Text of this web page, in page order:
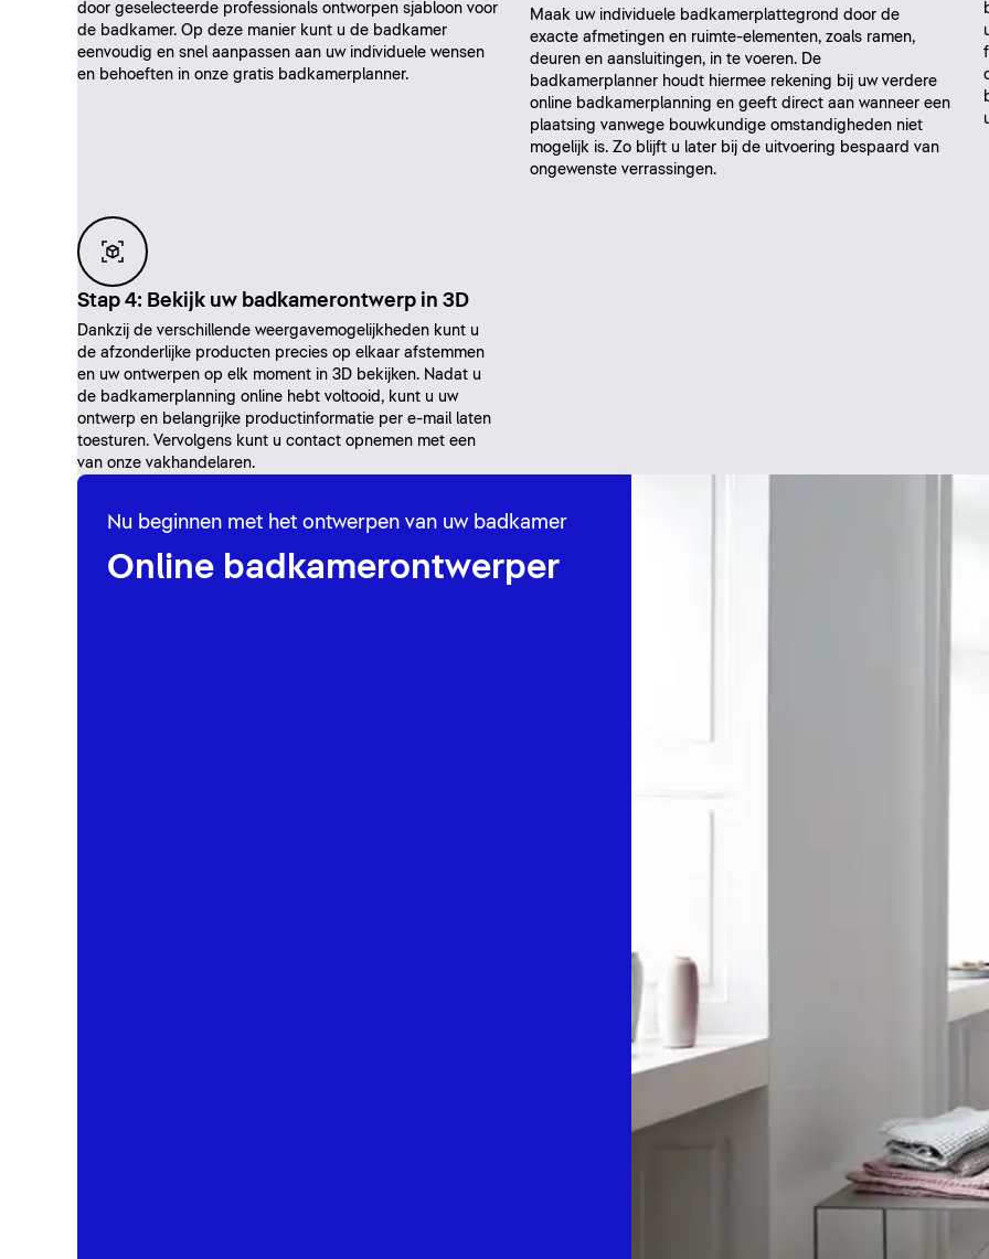
door geselecteerde professionals ontworpen sjabloon voor
de badkamer. Op deze manier kunt u de badkamer
eenvoudig en snel aanpassen aan uw individuele wensen
en behoeften in onze gratis badkamerplanner.
Maak uw individuele badkamerplattegrond door de
exacte afmetingen en ruimte-elementen, zoals ramen,
deuren en aansluitingen, in te voeren. De
badkamerplanner houdt hiermee rekening bij uw verdere
online badkamerplanning en geeft direct aan wanneer een
plaatsing vanwege bouwkundige omstandigheden niet
mogelijk is. Zo blijft u later bij de uitvoering bespaard van
ongewenste verrassingen.
Stap 4: Bekijk uw badkamerontwerp in 3D
Dankzij de verschillende weergavemogelijkheden kunt u
de afzonderlijke producten precies op elkaar afstemmen
en uw ontwerpen op elk moment in 3D bekijken. Nadat u
de badkamerplanning online hebt voltooid, kunt u uw
ontwerp en belangrijke productinformatie per e-mail laten
toesturen. Vervolgens kunt u contact opnemen met een
van onze vakhandelaren.
Nu beginnen met het ontwerpen van uw badkamer
Online badkamerontwerper